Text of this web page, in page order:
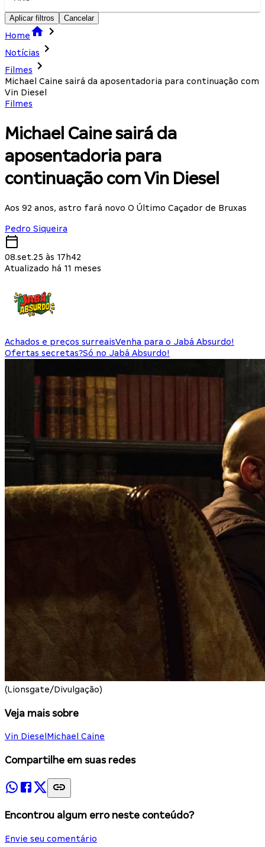
Aplicar filtros Cancelar
Home
Notícias
Filmes
Michael Caine sairá da aposentadoria para continuação com
Vin Diesel
Filmes
Michael Caine sairá da
aposentadoria para
continuação com Vin Diesel
Aos 92 anos, astro fará novo O Último Caçador de Bruxas
Pedro Siqueira
08.set.25 às 17h42
Atualizado há 11 meses
Achados e preços surreaisVenha para o Jabá Absurdo!
Ofertas secretas?Só no Jabá Absurdo!
(Lionsgate/Divulgação)
Veja mais sobre
Vin Diesel Michael Caine
Compartilhe em suas redes
Encontrou algum erro neste conteúdo?
Envie seu comentário